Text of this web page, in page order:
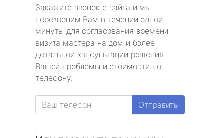
Закажите звонок с сайта и мы
перезвоним Вам в течении одной
минуты для согласования времени
визита мастера на дом и более
детальной консультации решения
Вашей проблемы и стоимости по
телефону.
Отправить